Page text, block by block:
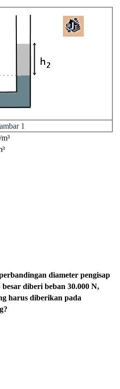
1
diameter pengisap
diberi beban 30.000 N,
harus diberikan pada